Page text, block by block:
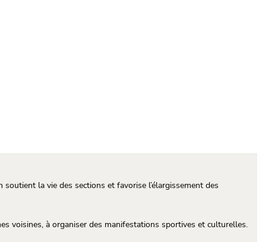
la vie des sections et favorise l’élargissement des
voisines, à organiser des manifestations sportives et culturelles.